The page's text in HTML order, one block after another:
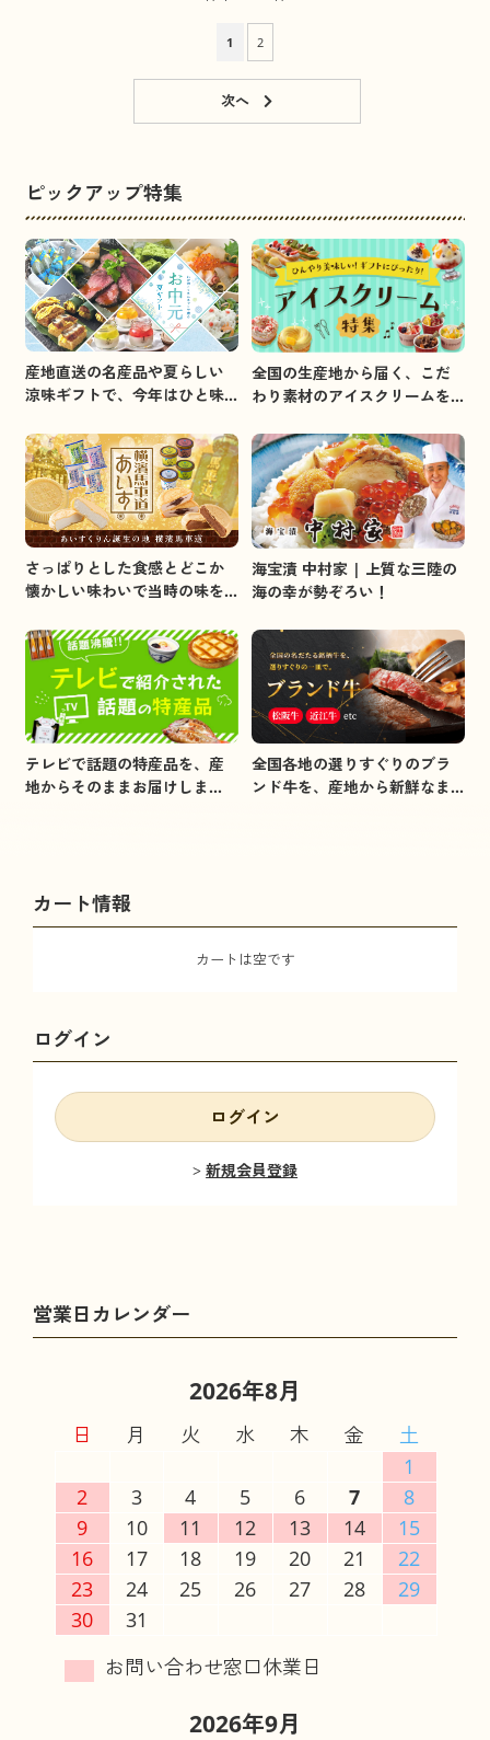
1 2
ピックアップ特集
産地直送の名産品や夏らしい
涼味ギフトで、今年はひと味
全国の生産地から届く、こだ
わり素材のアイスクリームを
さっぱりとした食感とどこか
懐かしい味わいで当時の味を
海宝漬 中村家 | 上質な三陸の
海の幸が勢ぞろい！
テレビで話題の特産品を、産
地からそのままお届けしま
全国各地の選りすぐりのブラ
ンド牛を、産地から新鮮なま
カート情報
カートは空です
ログイン
ログイン
新規会員登録
2026年8月
日 月 火 水 木 金
土
1
2
3 4 5 6 7
8
9
10 11 12 13 14
15
16
17 18 19 20 21
22
23
24 25 26 27 28
29
30
31
2026年9月